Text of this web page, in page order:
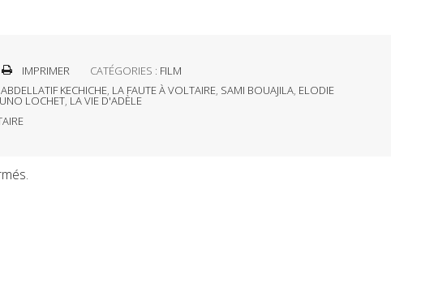
IMPRIMER CATÉGORIES : FILM
ABDELLATIF KECHICHE, LA FAUTE À VOLTAIRE, SAMI BOUAJILA, ELODIE
LOCHET, LA VIE D'ADÈLE